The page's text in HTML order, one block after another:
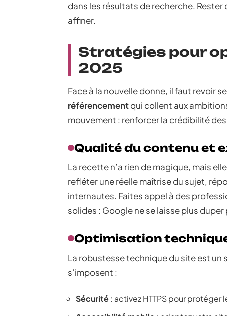
dans les résultats de recherche.
affiner.
Stratégies pour
2025
Face à la nouvelle donne, il faut revoir
référencementqui collent aux
mouvement : renforcer la crédibilité
Qualité du contenu et
La recette n’a rien de magique, mais
refléter une réelle maîtrise du sujet,
internautes. Faites appel à des
solides : Google ne se laisse plus
Optimisation
La robustesse technique du site est un
s’imposent :
Sécurité: activez HTTPS pour protéger